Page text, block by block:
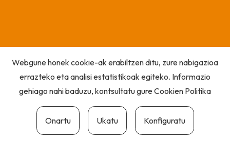
Webgune honek cookie-ak erabiltzen ditu, zure nabigazioa
errazteko eta analisi estatistikoak egiteko. Informazio
gehiago nahi baduzu, kontsultatu gureCookien Politika
Onartu Ukatu Konfiguratu